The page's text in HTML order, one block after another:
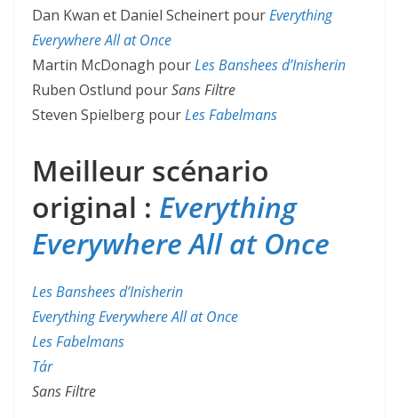
Dan Kwan et Daniel Scheinert pourEverything
Everywhere All at Once
Martin McDonagh pourLes Banshees d’Inisherin
Ruben Ostlund pourSans Filtre
Steven Spielberg pourLes Fabelmans
Meilleur scénario
original : Everything
Everywhere All at Once
Les Banshees d’Inisherin
Everything Everywhere All at Once
Les Fabelmans
Tár
Sans Filtre